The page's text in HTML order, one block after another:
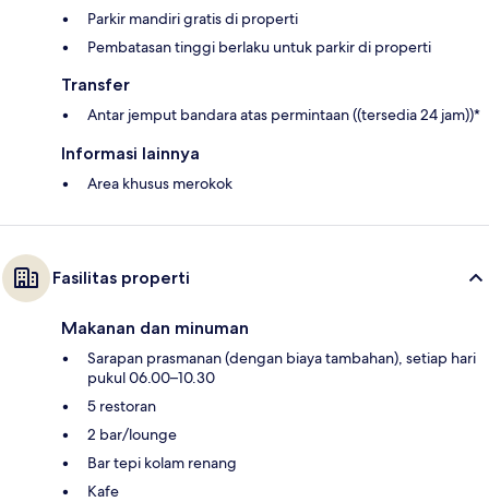
Parkir mandiri gratis di properti
Pembatasan tinggi berlaku untuk parkir di properti
Transfer
Antar jemput bandara atas permintaan ((tersedia 24 jam))*
Informasi lainnya
Area khusus merokok
Fasilitas properti
Makanan dan minuman
Sarapan prasmanan (dengan biaya tambahan), setiap hari
pukul 06.00–10.30
5 restoran
2 bar/lounge
Bar tepi kolam renang
Kafe